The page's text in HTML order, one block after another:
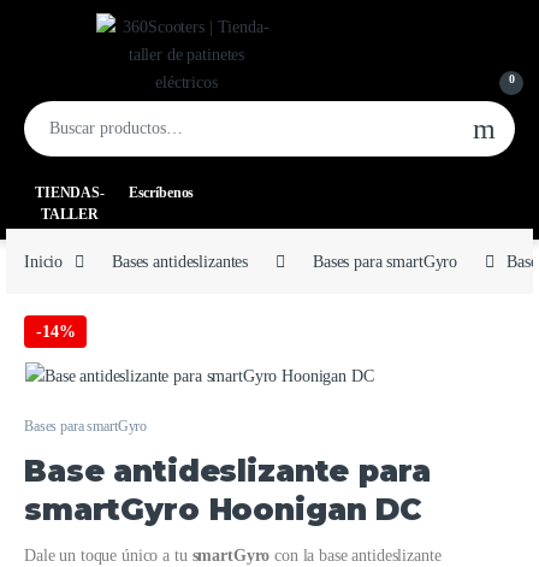
0
TIENDAS-
TALLER
Escríbenos
Inicio Bases antideslizantes Bases para smartGyro
-14%
Bases para smartGyro
Base antideslizante para
smartGyro Hoonigan DC
Dale un toque único a tu smartGyro con la base antideslizante